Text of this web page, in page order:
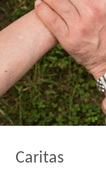
Caritas